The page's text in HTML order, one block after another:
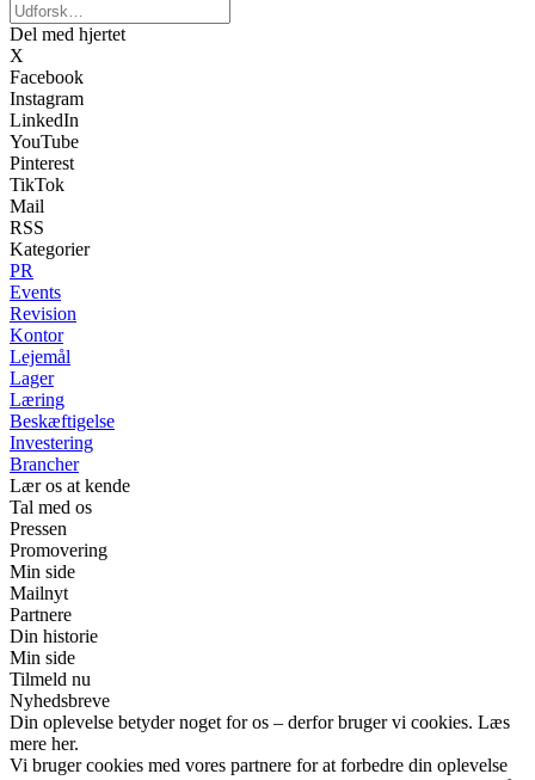
Del med hjertet
X
Facebook
Instagram
LinkedIn
YouTube
Pinterest
TikTok
Mail
RSS
Kategorier
PR
Events
Revision
Kontor
Lejemål
Lager
Læring
Beskæftigelse
Investering
Brancher
Lær os at kende
Tal med os
Pressen
Promovering
Min side
Mailnyt
Partnere
Din historie
Min side
Tilmeld nu
Nyhedsbreve
Din oplevelse betyder noget for os – derfor bruger vi cookies. Læs
mere her.
Vi bruger cookies med vores partnere for at forbedre din oplevelse